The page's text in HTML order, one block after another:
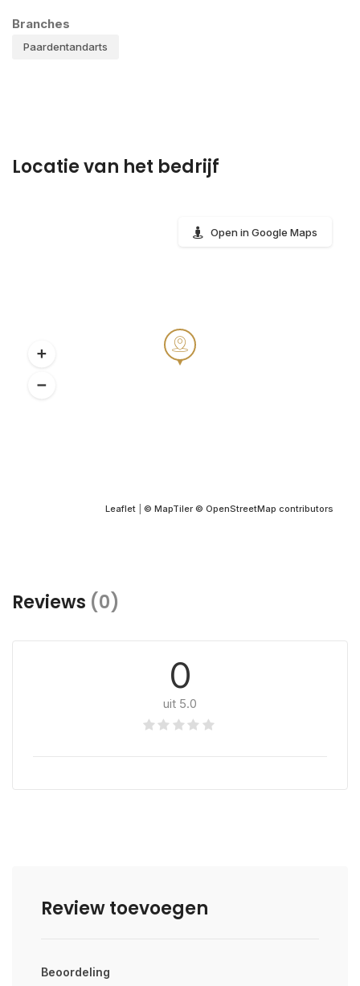
Branches
Paardentandarts
Locatie van het bedrijf
Leaflet © MapTiler © OpenStreetMap contributors
Open in Google Maps
Reviews (0)
0
uit 5.0
Review toevoegen
Beoordeling